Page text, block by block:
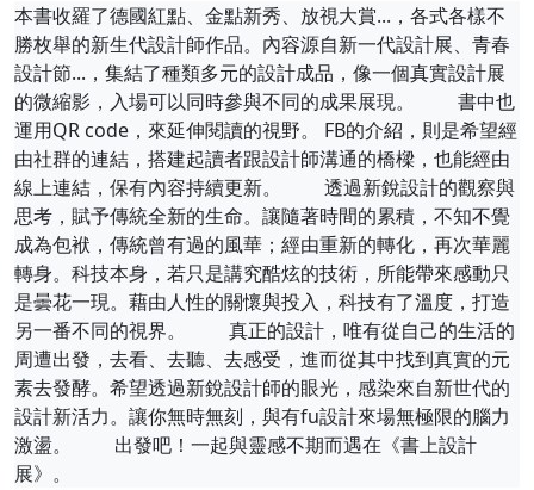
本書收羅了德國紅點、金點新秀、放視大賞...，各式各樣不
勝枚舉的新生代設計師作品。內容源自新一代設計展、青春
設計節...，集結了種類多元的設計成品，像一個真實設計展
的微縮影，入場可以同時參與不同的成果展現。 書中也
運用QR code，來延伸閱讀的視野。 FB的介紹，則是希望經
由社群的連結，搭建起讀者跟設計師溝通的橋樑，也能經由
線上連結，保有內容持續更新。 透過新銳設計的觀察與
思考，賦予傳統全新的生命。讓隨著時間的累積，不知不覺
成為包袱，傳統曾有過的風華；經由重新的轉化，再次華麗
轉身。科技本身，若只是講究酷炫的技術，所能帶來感動只
是曇花一現。藉由人性的關懷與投入，科技有了溫度，打造
另一番不同的視界。 真正的設計，唯有從自己的生活的
周遭出發，去看、去聽、去感受，進而從其中找到真實的元
素去發酵。希望透過新銳設計師的眼光，感染來自新世代的
設計新活力。讓你無時無刻，與有fu設計來場無極限的腦力
激盪。 出發吧！一起與靈感不期而遇在《書上設計
展》。